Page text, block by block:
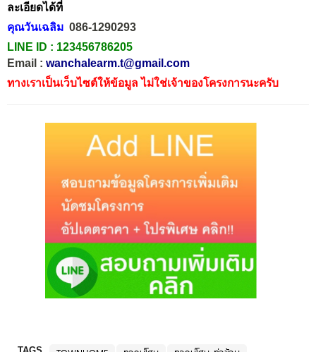
ละเอียดได้ที่
คุณวันเฉลิม 086-1290293
LINE ID : 123456786205
Email : wanchalearm.t@gmail.com
ทางเราเป็นเว็บไซต์ให้ข้อมูล ไม่ใช่เจ้าของโครงการนะครับ